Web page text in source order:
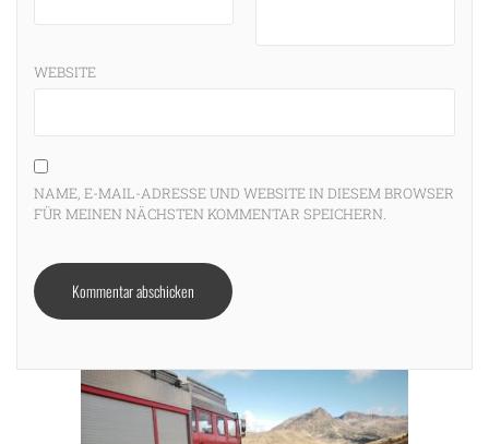
WEBSITE
NAME, E-MAIL-ADRESSE UND WEBSITE IN DIESEM BROWSER
FÜR MEINEN NÄCHSTEN KOMMENTAR SPEICHERN.